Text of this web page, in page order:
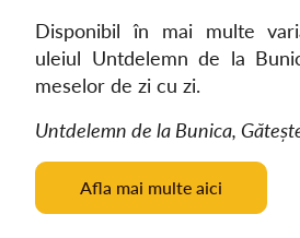
Disponibil în mai multe
uleiul Untdelemn de la
meselor de zi cu zi.
Untdelemn de la Bunica,
Afla mai multe aici